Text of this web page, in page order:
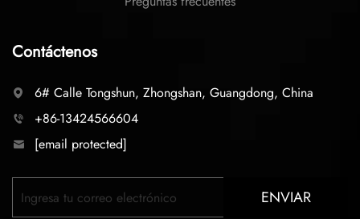
Contáctenos
6# Calle Tongshun, Zhongshan, Guangdong, China
+86-13424566604
[email protected]
ENVIAR